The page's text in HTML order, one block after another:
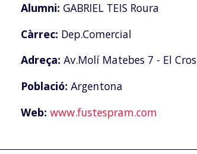
Alumni: GABRIEL TEIS Roura
Càrrec: Dep.Comercial
Adreça: Av.Molí Matebes 7 - El Cros
Població: Argentona
Web: www.fustespram.com